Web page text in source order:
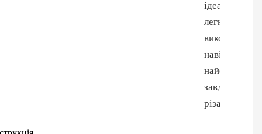
ідеальною
легкого
виконання
навіть
завдань
різання.